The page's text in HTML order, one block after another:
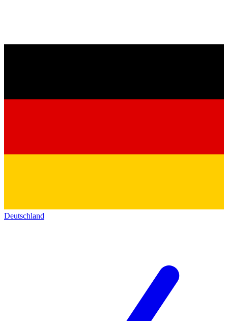
Deutschland